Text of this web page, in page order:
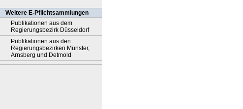
Weitere E-Pflichtsammlungen
Publikationen aus dem
Regierungsbezirk Düsseldorf
Publikationen aus den
Regierungsbezirken Münster,
Arnsberg und Detmold